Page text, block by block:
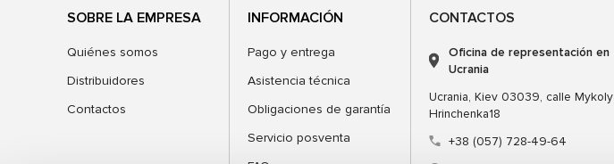
SOBRE LA EMPRESA
Quiénes somos
Distribuidores
Contactos
INFORMACIÓN
Pago y entrega
Asistencia técnica
Obligaciones de garantía
Servicio posventa
CONTACTOS
Oficina de representación en
Ucrania
Ucrania, Kiev 03039, calle Mykoly
Hrinchenka18
+38 (057) 728-49-64